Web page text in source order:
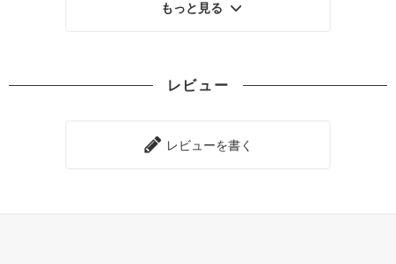
もっと見る
レビュー
レビューを書く